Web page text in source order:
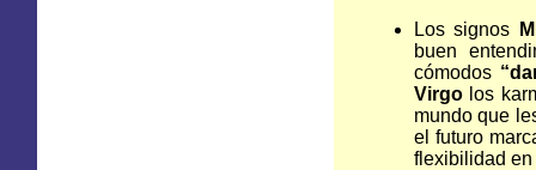
Los signos
buen
cómodos
Virgo los
mundo que
el futuro
flexibilidad